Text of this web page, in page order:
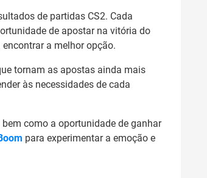
de partidas CS2. Cada
de apostar na vitória do
a melhor opção.
tornam as apostas ainda mais
às necessidades de cada
como a oportunidade de ganhar
para experimentar a emoção e